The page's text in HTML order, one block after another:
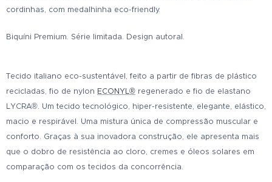
cordinhas, com medalhinha eco-friendly.
Biquíni Premium. Série limitada. Design autoral.
Tecido italiano eco-sustentável, feito a partir de fibras de plástico
recicladas, fio de nylon ECONYL® regenerado e fio de elastano
LYCRA®. Um tecido tecnológico, hiper-resistente, elegante, elástico,
macio e respirável. Uma mistura única de compressão muscular e
conforto. Graças à sua inovadora construção, ele apresenta mais
que o dobro de resistência ao cloro, cremes e óleos solares em
comparação com os tecidos da concorrência.